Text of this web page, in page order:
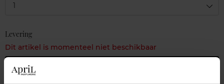
1
Levering
Dit artikel is momenteel niet beschikbaar
Me verwittigen wanneer het weer beschikbaar